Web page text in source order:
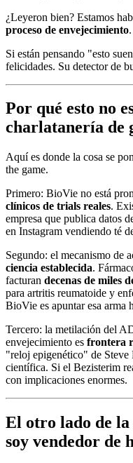
¿Leyeron bien? Estamos
proceso de envejecimiento.
Si están pensando "esto
felicidades. Su detector de
Por qué esto no
charlatanería de
Aquí es donde la cosa se
the game.
Primero: BioVie no está
clínicos de trials reales.
empresa que publica datos
en Instagram vendiendo té
Segundo: el mecanismo
ciencia establecida.
facturan decenas de miles
para artritis reumatoide y
BioVie es apuntar esa arma
Tercero: la metilación del
envejecimiento es frontera
"reloj epigenético" de Steve
científica. Si el Bezisterim
con implicaciones enormes.
El otro lado de
soy vendedor de